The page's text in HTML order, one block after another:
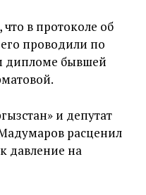
в протоколе об
проводили по
дипломе бывшей
и депутат
расценил
давление на